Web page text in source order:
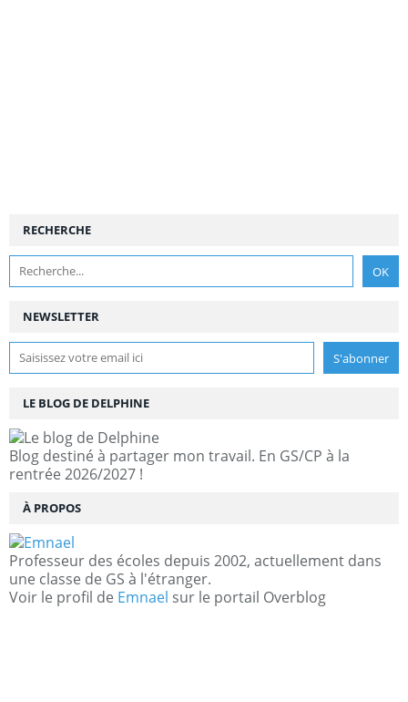
NEWSLETTER
RECHERCHE
LE BLOG DE DELPHINE
Blog destiné à partager mon travail. En GS/CP à la
rentrée 2026/2027 !
À PROPOS
Professeur des écoles depuis 2002, actuellement dans
une classe de GS à l'étranger.
Voir le profil de Emnael sur le portail Overblog